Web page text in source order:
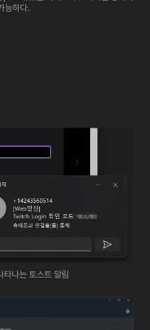
능하다.
타나는 토스트 알림